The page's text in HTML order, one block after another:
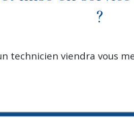
?
technicien viendra vous